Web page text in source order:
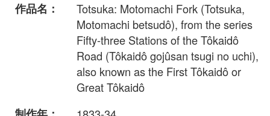
作品名：
Totsuka: Motomachi Fork (Totsuka,
Motomachi betsudô), from the series
Fifty-three Stations of the Tôkaidô
Road (Tôkaidô gojûsan tsugi no uchi),
also known as the First Tôkaidô or
Great Tôkaidô